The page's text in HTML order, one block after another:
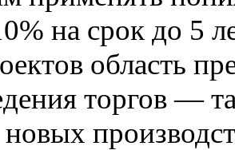
на срок до 5
область
торгов —
новых